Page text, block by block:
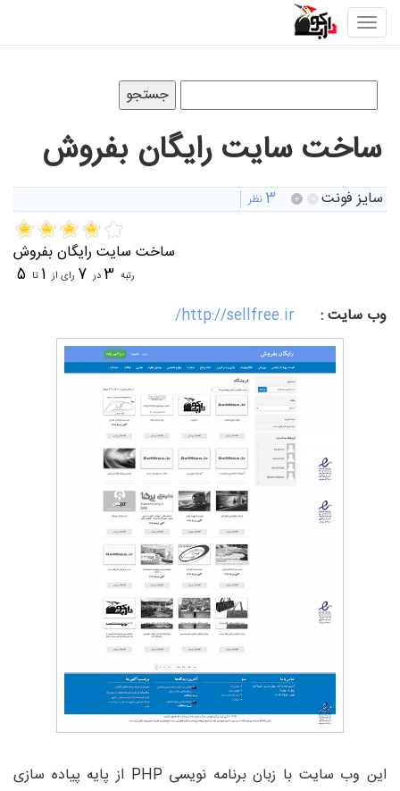
Toggle
navigation
ساخت سایت رایگان بفروش
سايز فونت 3 نظر
ساخت سایت رایگان بفروش
رتبه 3 در 7 رای از 1 تا 5
وب سایت :
http://sellfree.ir/
این وب سایت با زبان برنامه نویسی PHP از پایه پیاده سازی